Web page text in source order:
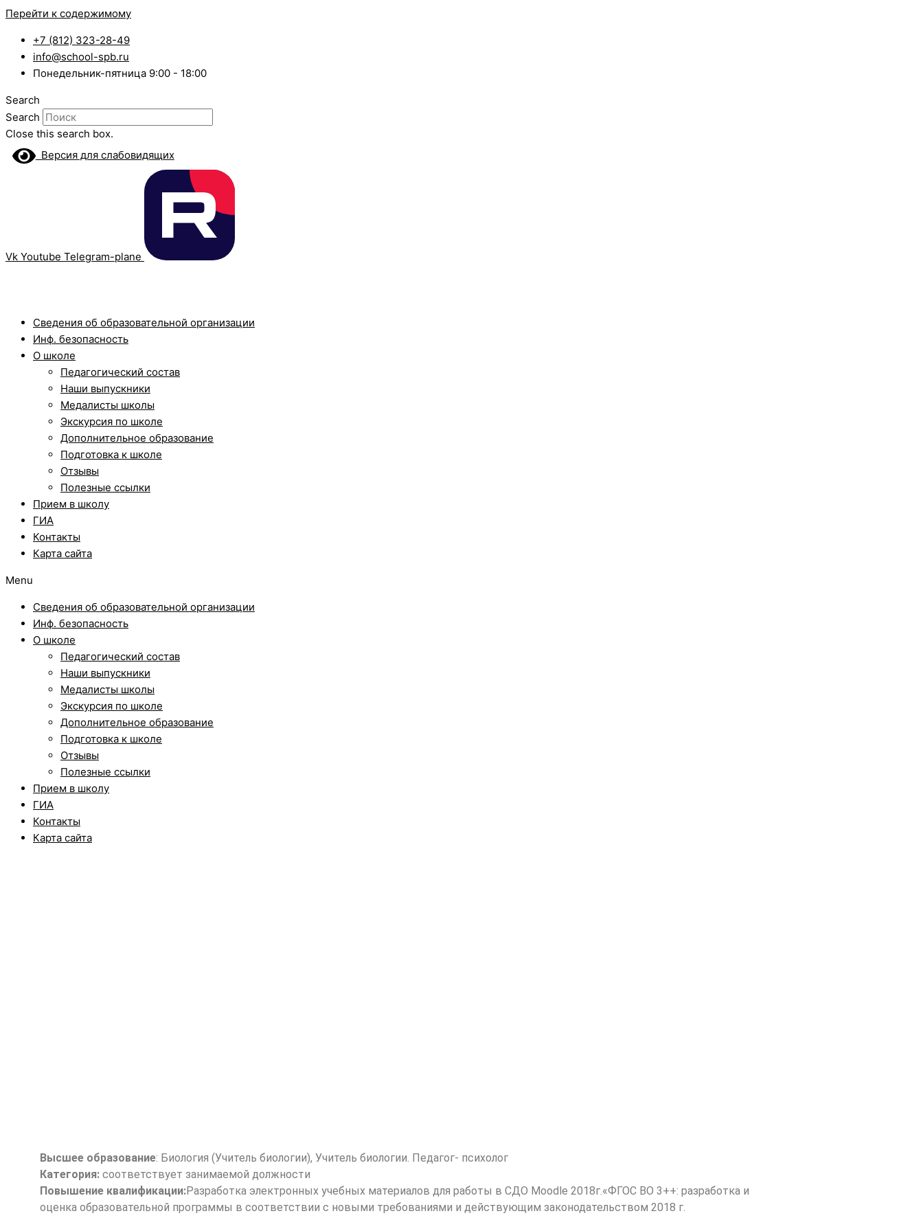
Перейти к содержимому
+7 (812) 323-28-49
info@school-spb.ru
Понедельник-пятница 9:00 - 18:00
Search
Search
Close this search box.
Версия для слабовидящих
Vk Youtube Telegram-plane
Сведения об образовательной организации
Инф. безопасность
О школе
Педагогический состав
Наши выпускники
Медалисты школы
Экскурсия по школе
Дополнительное образование
Подготовка к школе
Отзывы
Полезные ссылки
Прием в школу
ГИА
Контакты
Карта сайта
Menu
Сведения об образовательной организации
Инф. безопасность
О школе
Педагогический состав
Наши выпускники
Медалисты школы
Экскурсия по школе
Дополнительное образование
Подготовка к школе
Отзывы
Полезные ссылки
Прием в школу
ГИА
Контакты
Карта сайта
Высшее образование: Биология (Учитель биологии), Учитель биологии. Педагог- психолог
Категория: соответствует занимаемой должности
Повышение квалификации:Разработка электронных учебных материалов для работы в СДО Moodle 2018г.«ФГОС ВО 3++: разработка и
оценка образовательной программы в соответствии с новыми требованиями и действующим законодательством 2018 г.